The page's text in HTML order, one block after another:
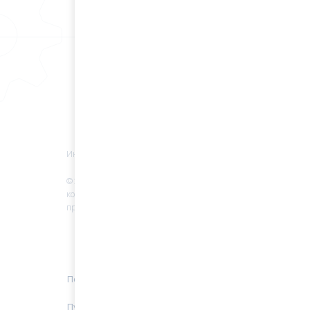
© 2022 Все права защищены. Любое
копирование материалов без разрешение
правообладателя запрещено.
Информация
Политика конфиденциальности
Публичная оферта